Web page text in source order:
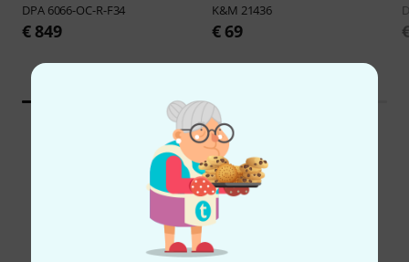
DPA 6066-OC-R-F34
€ 849
K&M 21436
€ 69
Vergelijk opties